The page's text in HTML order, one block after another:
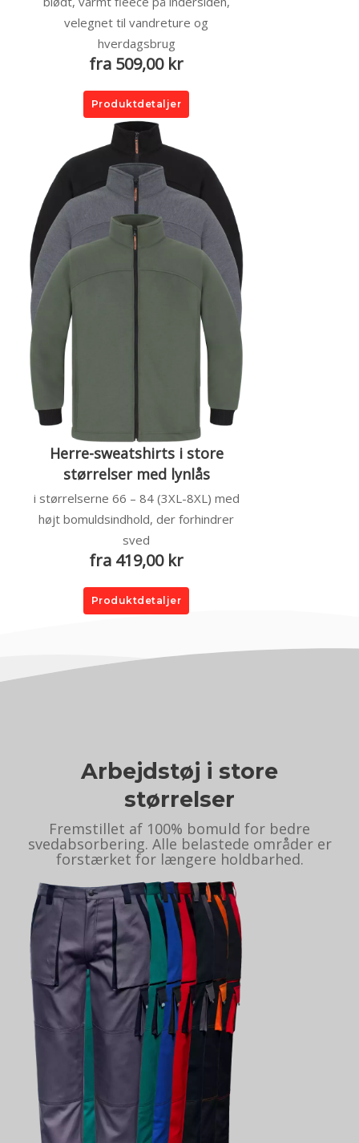
velegnet til vandreture og
hverdagsbrug
fra 509,00 kr
Produktdetaljer
Herre-sweatshirts i store
størrelser med lynlås
i størrelserne 66 – 84 (3XL-8XL) med
højt bomuldsindhold, der forhindrer
sved
fra 419,00 kr
Produktdetaljer
Arbejdstøj i store
størrelser
Fremstillet af 100% bomuld for bedre
svedabsorbering. Alle belastede områder er
forstærket for længere holdbarhed.